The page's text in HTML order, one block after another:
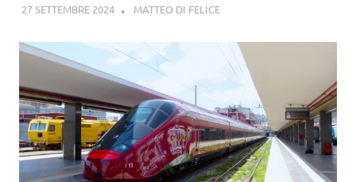
27 SETTEMBRE 2024 MATTEO DI FELICE